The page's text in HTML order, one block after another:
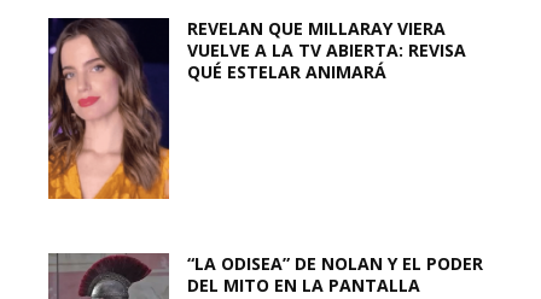
REVELAN QUE MILLARAY VIERA
VUELVE A LA TV ABIERTA: REVISA
QUÉ ESTELAR ANIMARÁ
“LA ODISEA” DE NOLAN Y EL PODER
DEL MITO EN LA PANTALLA